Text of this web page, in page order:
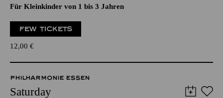
Für Kleinkinder von 1 bis 3 Jahren
FEW TICKETS
12,00 €
PHILHARMONIE ESSEN
Saturday